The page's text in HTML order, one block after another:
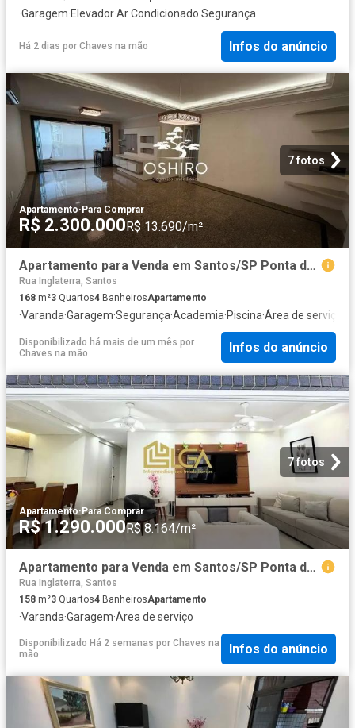
·Garagem·Elevador·Ar Condicionado·Segurança
Há 2 dias por Chaves na mão Infos do anúncio
7 fotos
Apartamento· Para Comprar
R$ 2.300.000 R$ 13.690/m²
Apartamento para Venda em Santos/SP Ponta da Praia 3 Quartos
Rua Inglaterra, Santos
168 m²3 Quartos4 BanheirosApartamento
·Varanda·Garagem·Segurança·Academia·Piscina·Área de serviço
Disponibilizado há mais de um mês por
Chaves na mão
Infos do anúncio
7 fotos
Apartamento·Para Comprar
R$ 1.290.000R$ 8.164/m²
Apartamento para Venda em Santos/SP Ponta da Praia 3 Quartos
Rua Inglaterra, Santos
158 m²3 Quartos4 BanheirosApartamento
·Varanda·Garagem·Área de serviço
Disponibilizado Há 2 semanas por Chaves na
mão
Infos do anúncio